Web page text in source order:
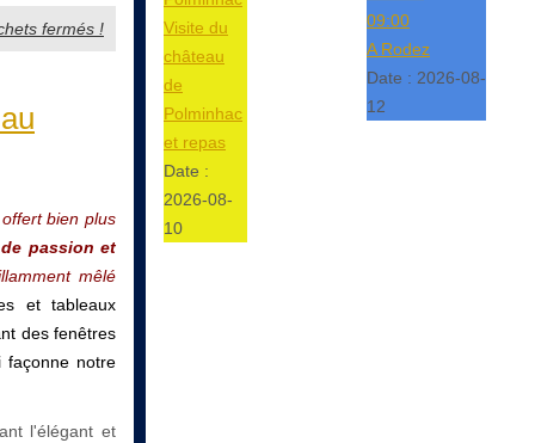
fermés !
bien plus
de passion et
mêlé
et tableaux
des fenêtres
façonne notre
l'élégant et
Visite du
château
de
Polminhac
et repas
Date :
2026-08-
10
09:00
A Rodez
Date : 2026-08-
12